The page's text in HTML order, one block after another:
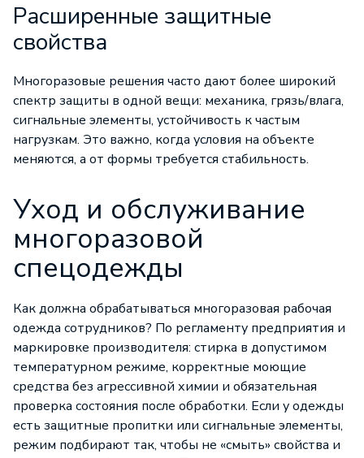
Расширенные защитные
свойства
Многоразовые решения часто дают более широкий
спектр защиты в одной вещи: механика, грязь/влага,
сигнальные элементы, устойчивость к частым
нагрузкам. Это важно, когда условия на объекте
меняются, а от формы требуется стабильность.
Уход и обслуживание
многоразовой
спецодежды
Как должна обрабатываться многоразовая рабочая
одежда сотрудников? По регламенту предприятия и
маркировке производителя: стирка в допустимом
температурном режиме, корректные моющие
средства без агрессивной химии и обязательная
проверка состояния после обработки. Если у одежды
есть защитные пропитки или сигнальные элементы,
режим подбирают так, чтобы не «смыть» свойства и